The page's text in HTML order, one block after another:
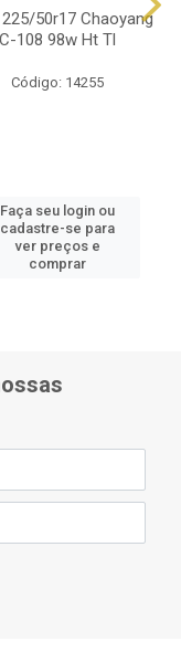
225/50r17 Chaoyang
C-108 98w Ht Tl
Código: 14255
Faça seu login ou
cadastre-se para
ver preços e
comprar